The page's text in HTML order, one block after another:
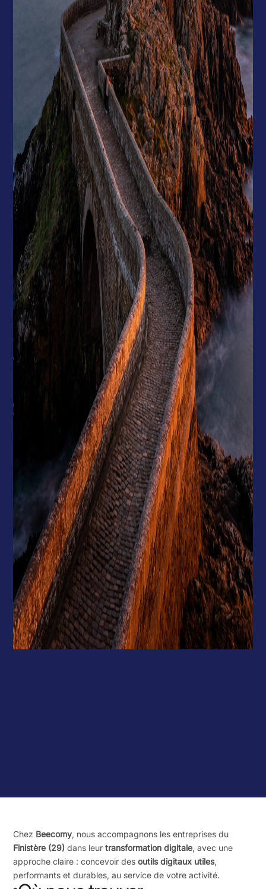
Chez Beecomy, nous accompagnons les entreprises du
Finistère (29) dans leurtransformation digitale, avec une
approche claire : concevoir desoutils digitaux utiles,
performants et durables, au service de votre activité.